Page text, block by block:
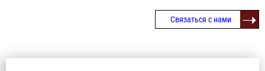
Связаться с нами